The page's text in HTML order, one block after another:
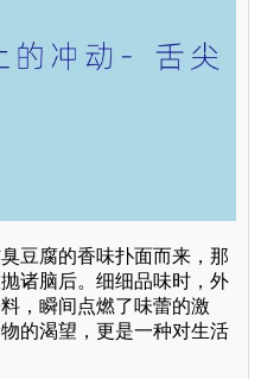
豆腐的香味扑面而来，那
诸脑后。细细品味时，外
，瞬间点燃了味蕾的激
的渴望，更是一种对生活